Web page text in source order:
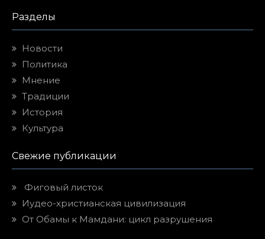
Разделы
Новости
Политика
Мнение
Традиции
История
Культура
Свежие публикации
Фиговый листок
Иудео-христианская цивилизация
От Обамы к Мамдани: цикл разрушения